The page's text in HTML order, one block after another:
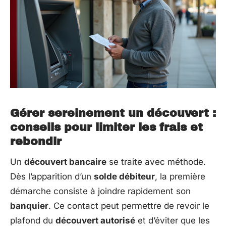
Gérer sereinement un découvert :
conseils pour limiter les frais et
rebondir
Un découvert bancaire se traite avec méthode.
Dès l’apparition d’un solde débiteur, la première
démarche consiste à joindre rapidement son
banquier. Ce contact peut permettre de revoir le
plafond du découvert autorisé et d’éviter que les